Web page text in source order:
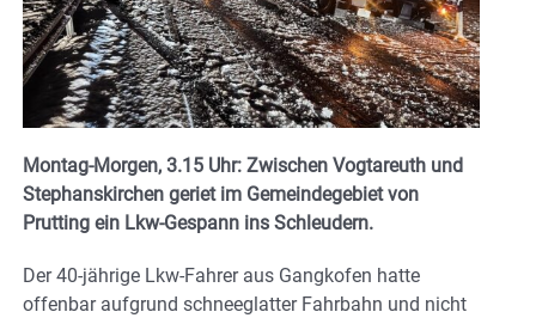
Montag-Morgen, 3.15 Uhr: Zwischen Vogtareuth und
Stephanskirchen geriet im Gemeindegebiet von
Prutting ein Lkw-Gespann ins Schleudern.
Der 40-jährige Lkw-Fahrer aus Gangkofen hatte
offenbar aufgrund schneeglatter Fahrbahn und nicht